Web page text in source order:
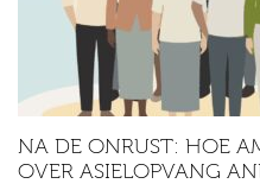
NA DE ONRUST: HOE
OVER ASIELOPVANG